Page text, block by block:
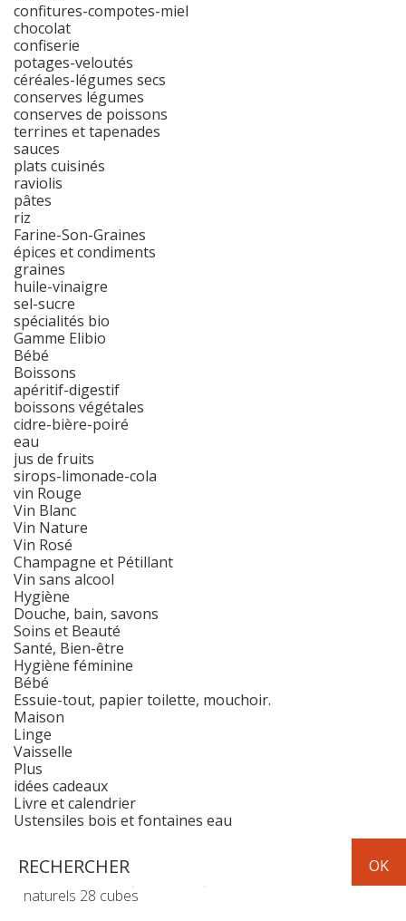
confitures-compotes-miel
chocolat
confiserie
potages-veloutés
céréales-légumes secs
conserves légumes
conserves de poissons
terrines et tapenades
sauces
plats cuisinés
raviolis
pâtes
riz
Farine-Son-Graines
épices et condiments
graines
huile-vinaigre
sel-sucre
spécialités bio
Gamme Elibio
Bébé
Boissons
apéritif-digestif
boissons végétales
cidre-bière-poiré
eau
jus de fruits
sirops-limonade-cola
vin Rouge
Vin Blanc
Vin Nature
Vin Rosé
Champagne et Pétillant
Vin sans alcool
Hygiène
Douche, bain, savons
Soins et Beauté
Santé, Bien-être
Hygiène féminine
Bébé
Essuie-tout, papier toilette, mouchoir.
Maison
Linge
Vaisselle
Plus
idées cadeaux
Livre et calendrier
Ustensiles bois et fontaines eau
naturels 28 cubes